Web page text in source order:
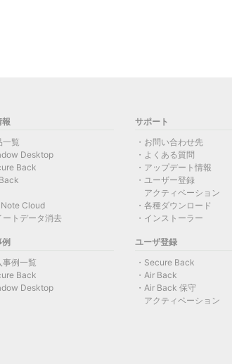
一覧
Desktop
Back
Cloud
ートデータ消去
サポート
お問い合わせ先
よくある質問
アップデート情報
ユーザー登録
アクティベーション
各種ダウンロード
インストーラー
事例一覧
Back
Desktop
ユーザ登録
Secure Back
Air Back
Air Back 保守
アクティベーション